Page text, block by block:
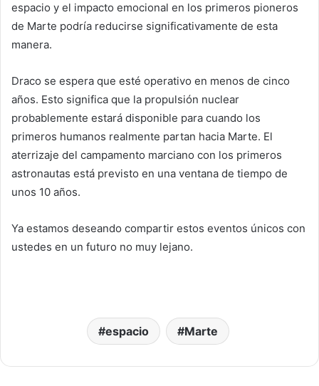
espacio y el impacto emocional en los primeros pioneros
de Marte podría reducirse significativamente de esta
manera.
Draco se espera que esté operativo en menos de cinco
años. Esto significa que la propulsión nuclear
probablemente estará disponible para cuando los
primeros humanos realmente partan hacia Marte. El
aterrizaje del campamento marciano con los primeros
astronautas está previsto en una ventana de tiempo de
unos 10 años.
Ya estamos deseando compartir estos eventos únicos con
ustedes en un futuro no muy lejano.
espacio Marte